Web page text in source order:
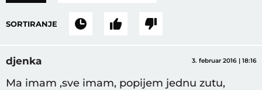
SORTIRANJE
djenka 3. februar 2016 | 18:16
Ma imam ,sve imam, popijem jednu zutu,